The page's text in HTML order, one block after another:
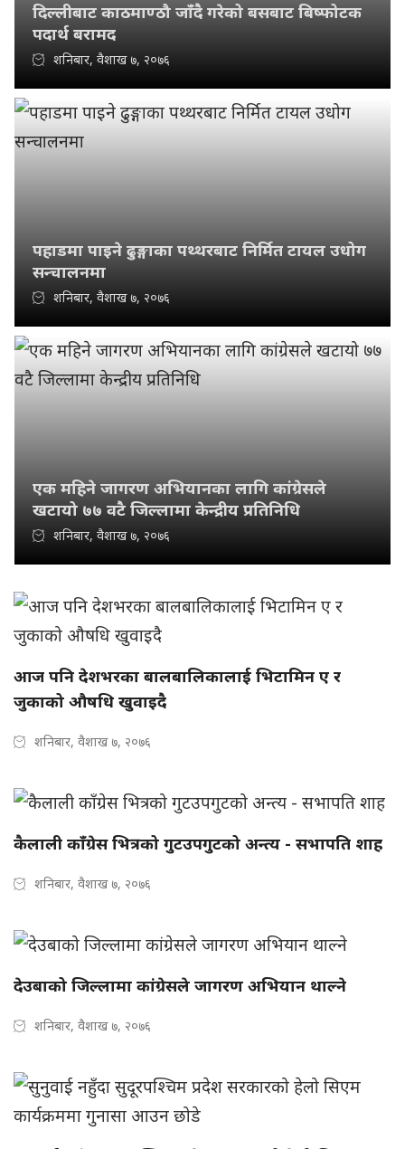
दिल्लीबाट काठमाण्ठौ जाँदै गरेको बसबाट बिष्फोटक
पदार्थ बरामद
शनिबार, वैशाख ७, २०७६
पहाडमा पाइने ढुङ्गाका पथ्थरबाट निर्मित टायल उधोग
सन्चालनमा
शनिबार, वैशाख ७, २०७६
एक महिने जागरण अभियानका लागि कांग्रेसले
खटायो ७७ वटै जिल्लामा केन्द्रीय प्रतिनिधि
शनिबार, वैशाख ७, २०७६
आज पनि देशभरका बालबालिकालाई भिटामिन ए र
जुकाको औषधि खुवाइदै
शनिबार, वैशाख ७, २०७६
कैलाली काँग्रेस भित्रको गुटउपगुटको अन्त्य - सभापति शाह
शनिबार, वैशाख ७, २०७६
देउबाको जिल्लामा कांग्रेसले जागरण अभियान थाल्ने
शनिबार, वैशाख ७, २०७६